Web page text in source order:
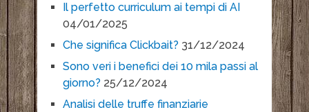
Il perfetto curriculum ai tempi di AI
04/01/2025
Che significa Clickbait? 31/12/2024
Sono veri i benefici dei 10 mila passi al
giorno? 25/12/2024
Analisi delle truffe finanziarie